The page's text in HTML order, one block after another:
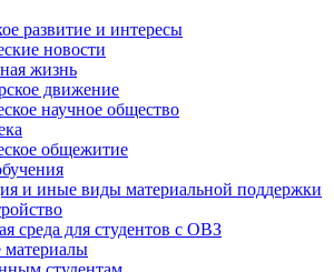
развитие и интересы
новости
жизнь
движение
научное общество
общежитие
и иные виды материальной поддержки
среда для студентов с ОВЗ